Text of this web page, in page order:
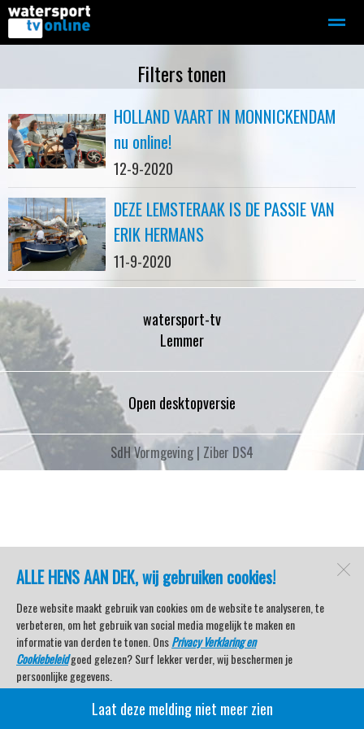
Motorboot-sloep Adverteren
Home
ALLE HENS AAN DEK, wij gebruiken cookies!
Deze website maakt gebruik van cookies om de website te analyseren, te
verbeteren, om het gebruik van social media mogelijk te maken en
informatie van derden te tonen. OnsPrivacy Verklaring en
Cookiebeleidgoed gelezen? Surf lekker verder, wij beschermen je
persoonlijke gegevens.
Veel kijkplezier met Watersport TV Beleving & Nieuws!
Laat deze melding niet meer zien
Filters tonen
HOLLAND VAART IN MONNICKENDAM
nu online!
12-9-2020
DEZE LEMSTERAAK IS DE PASSIE VAN
ERIK HERMANS
11-9-2020
watersport-tv
Lemmer
Open desktopversie
SdH Vormgeving | Ziber DS4